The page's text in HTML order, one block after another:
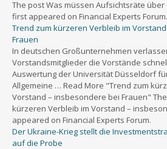
The post Was müssen Aufsichtsräte
first appeared on Financial Experts Forum.
Trend zum kürzeren Verbleib im
Frauen
In deutschen Großunternehmen
Vorstandsmitglieder die Vorstände
Auswertung der Universität Düsseldorf
Allgemeine … Read More "Trend zum
Vorstand – insbesondere bei Frauen"
kürzeren Verbleib im Vorstand –
appeared on Financial Experts Forum.
Der Ukraine-Krieg stellt die
auf die Probe